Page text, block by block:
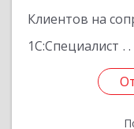
Клиентов на
1С:Специалист